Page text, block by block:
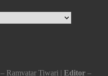
– Ramvatar Tiwari | Editor –